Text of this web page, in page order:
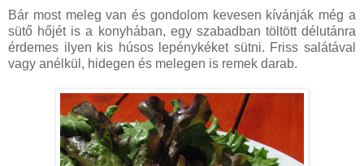
Bár most meleg van és gondolom kevesen kívánják még a
sütő hőjét is a konyhában, egy szabadban töltött délutánra
érdemes ilyen kis húsos lepénykéket sütni. Friss salátával
vagy anélkül, hidegen és melegen is remek darab.